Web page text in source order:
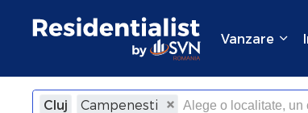
Vanzare
Cluj Campenesti